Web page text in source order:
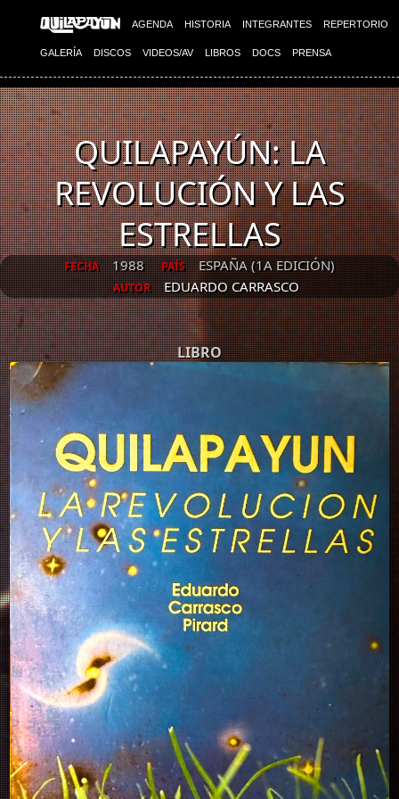
AGENDA HISTORIA INTEGRANTES REPERTORIO
GALERÍA DISCOS VIDEOS/AV LIBROS DOCS PRENSA
QUILAPAYÚN: LA
REVOLUCIÓN Y LAS
ESTRELLAS
FECHA 1988 PAÍS ESPAÑA (1A EDICIÓN)
AUTOR EDUARDO CARRASCO
LIBRO